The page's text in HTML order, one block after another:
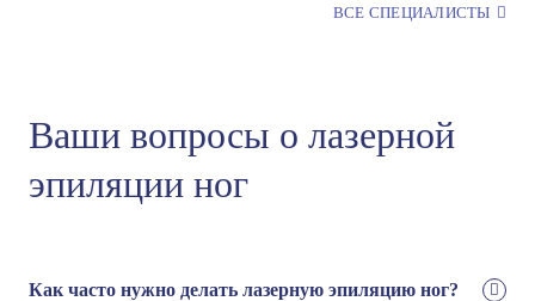
ВСЕ СПЕЦИАЛИСТЫ
Ваши вопросы о лазерной
эпиляции ног
Как часто нужно делать лазерную эпиляцию ног?